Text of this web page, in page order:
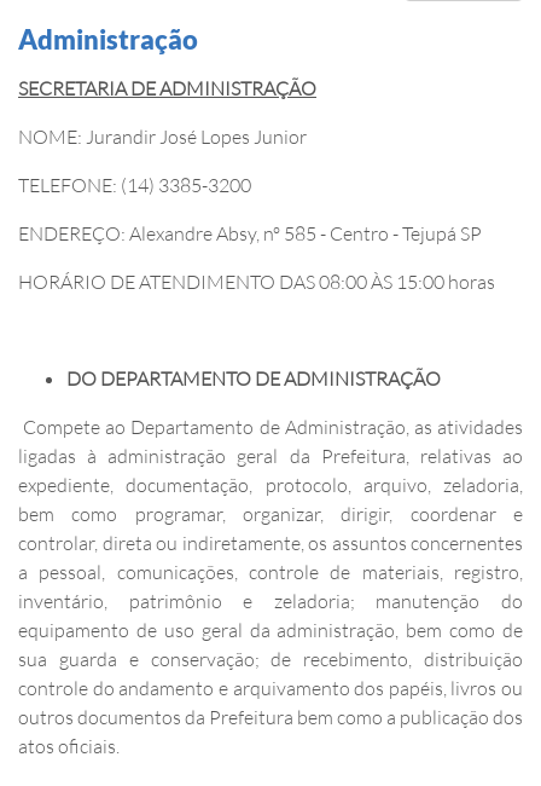
Administração
SECRETARIA DE ADMINISTRAÇÃO
NOME: Jurandir José Lopes Junior
TELEFONE: (14) 3385-3200
ENDEREÇO: Alexandre Absy, nº 585 - Centro - Tejupá SP
HORÁRIO DE ATENDIMENTO DAS 08:00 ÀS 15:00 horas
DO DEPARTAMENTO DE ADMINISTRAÇÃO
Compete ao Departamento de Administração, as atividades
ligadas à administração geral da Prefeitura, relativas ao
expediente, documentação, protocolo, arquivo, zeladoria,
bem como programar, organizar, dirigir, coordenar e
controlar, direta ou indiretamente, os assuntos concernentes
a pessoal, comunicações, controle de materiais, registro,
inventário, patrimônio e zeladoria; manutenção do
equipamento de uso geral da administração, bem como de
sua guarda e conservação; de recebimento, distribuição
controle do andamento e arquivamento dos papéis, livros ou
outros documentos da Prefeitura bem como a publicação dos
atos oficiais.